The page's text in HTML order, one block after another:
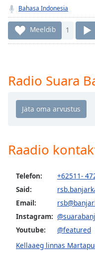
currently
behind
liveLIVE
Remaining
Time-
Playback
Chapters
Descriptions
off,
selected
subtitles
settings,
opens
Bahasa Indonesia
Meeldib 1
Radio Suara
Raadio
Telefon:
+62511-
Said:
Email:
Instagram:
Youtube:
@featured
Kellaaeg linnas